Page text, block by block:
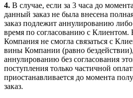
4. В случае, если за 3 часа до
данный заказ не была внесена
заказ подлежит аннулированию
время по согласованию с Клиентом.
Компания не смогла связаться с
вины Компании (равно
аннулированию без согласования
поступления только частичной
приостанавливается до момента
заказ.